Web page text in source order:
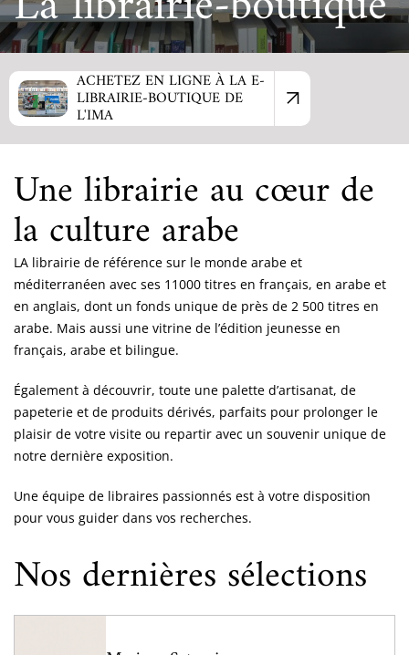
ACHETEZ EN LIGNE À LA E-
LIBRAIRIE-BOUTIQUE DE
L'IMA
Une librairie au cœur de
la culture arabe
LA librairie de référence sur le monde arabe et
méditerranéen avec ses 11000 titres en français, en arabe et
en anglais, dont un fonds unique de près de 2 500 titres en
arabe. Mais aussi une vitrine de l’édition jeunesse en
français, arabe et bilingue.
Également à découvrir, toute une palette d’artisanat, de
papeterie et de produits dérivés, parfaits pour prolonger le
plaisir de votre visite ou repartir avec un souvenir unique de
notre dernière exposition.
Une équipe de libraires passionnés est à votre disposition
pour vous guider dans vos recherches.
Nos dernières sélections